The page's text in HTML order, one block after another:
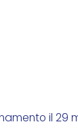
il 29